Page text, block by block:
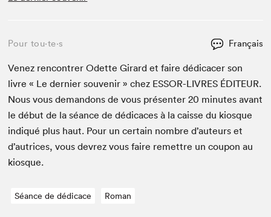
Pour tou⋅te⋅s Français
Venez ren­con­tr­er Odette Girard et faire dédi­cac­er son
livre « Le dernier sou­venir » chez ESSOR-LIVRES ÉDI­TEUR.
Nous vous deman­dons de vous présen­ter20 min­utes avant
le début de la séance de dédi­caces à la caisse du kiosque
indiqué plus haut. Pour un cer­tain nom­bre d’auteurs et
d’autrices, vous devrez vous faire remet­tre un coupon au
kiosque.
Séance de dédicace Roman